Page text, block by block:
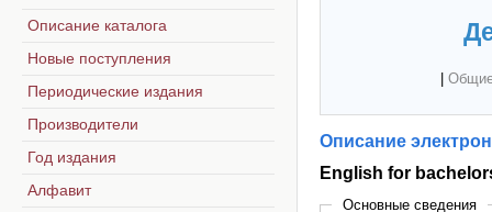
Описание
English for
Основные сведения
Описание каталога
Новые поступления
Периодические издания
Производители
Год издания
Алфавит